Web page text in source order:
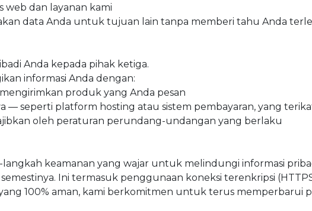
web dan layanan kami
data Anda untuk tujuan lain tanpa memberi tahu Anda
Anda kepada pihak ketiga.
informasi Anda dengan:
produk yang Anda pesan
— seperti platform hosting atau sistem pembayaran, yang
oleh peraturan perundang-undangan yang berlaku
keamanan yang wajar untuk melindungi informasi
Ini termasuk penggunaan koneksi terenkripsi
100% aman, kami berkomitmen untuk terus memperbarui